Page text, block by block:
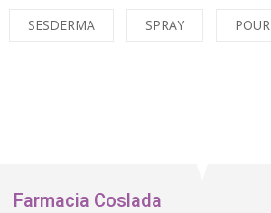
SESDERMA SPRAY POUR
Farmacia Coslada